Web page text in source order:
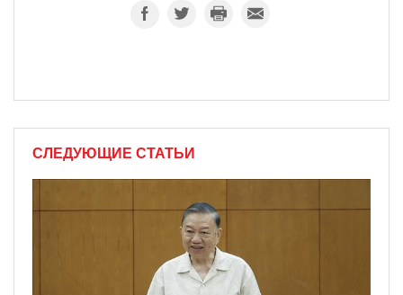
СЛЕДУЮЩИЕ СТАТЬИ